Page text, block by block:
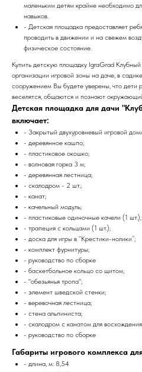
маленьким детям крайне необходимо
навыков.
- Детская площадка предоставляет
проводить в движении и на свежем
физическое состояние.
Купить детскую площадку IgraGrad
организации игровой зоны на даче, в
сооружением Вы будете уверены, что дети
веселятся, общаются и познают
Детская площадка для дачи
включает:
- Закрытый двухуровневый игровой
- деревянное кашпо;
- пластиковое окошко;
- волновая горка 3 м;
- деревянная лестница;
- скалодром - 2 шт.;
- канат;
- качельный модуль;
- пластиковые одиночные качели (1 шт.);
- трапеция с кольцами (1 шт.);
- доска для игры в “Крестики-нолики”;
- комплект фурнитуры;
- руководство по сборке
- баскетбольное кольцо со щитом;
- "обезьянья тропа";
- элемент шведской стенки;
- веревочная лестница;
- стена альпиниста;
- скалодром с канатом для
- руководство по сборке
Габариты игрового комплекса
- длина, м: 8,54